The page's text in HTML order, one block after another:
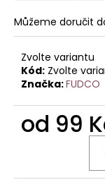
Můžeme doručit
Zvolte variantu
Kód: Zvolte
Značka:FUDCO
od 99
č
u
e
m
e